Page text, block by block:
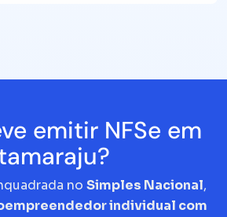
emitir NFSe em
no Simples Nacional,
individual com